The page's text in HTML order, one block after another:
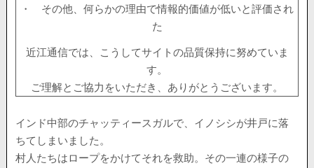
・ その他、何らかの理由で情報的価値が低いと評価され
た
近江通信では、こうしてサイトの品質保持に努めていま
す。
ご理解とご協力をいただき、ありがとうございます。
インド中部のチャッティースガルで、イノシシが井戸に落
ちてしまいました。
村人たちはロープをかけてそれを救助。その一連の様子の